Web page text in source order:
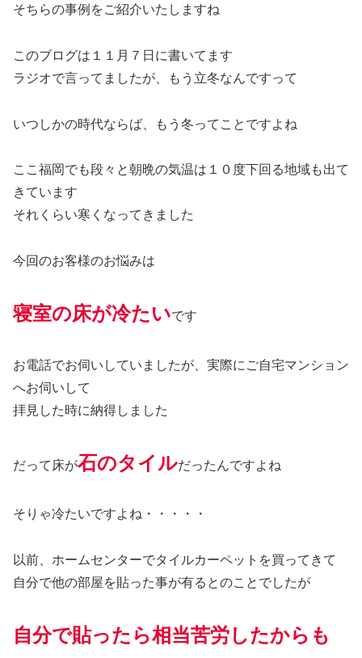
そちらの事例をご紹介いたしますね
このブログは１１月７日に書いてます
ラジオで言ってましたが、もう立冬なんですって
いつしかの時代ならば、もう冬ってことですよね
ここ福岡でも段々と朝晩の気温は１０度下回る地域も出て
きています
それくらい寒くなってきました
今回のお客様のお悩みは
寝室の床が冷たいです
お電話でお伺いしていましたが、実際にご自宅マンション
へお伺いして
拝見した時に納得しました
だって床が石のタイルだったんですよね
そりゃ冷たいですよね・・・・・
以前、ホームセンターでタイルカーペットを買ってきて
自分で他の部屋を貼った事が有るとのことでしたが
自分で貼ったら相当苦労したからも